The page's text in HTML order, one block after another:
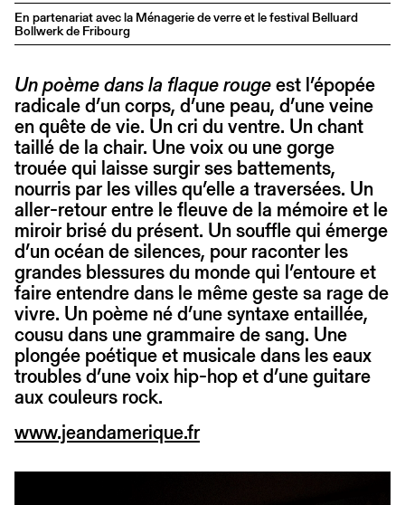
En partenariat avec la Ménagerie de verre et le festival Belluard
Bollwerk de Fribourg
Un poème dans la flaque rougeest l’épopée
radicale d’un corps, d’une peau, d’une veine
en quête de vie. Un cri du ventre. Un chant
taillé de la chair. Une voix ou une gorge
trouée qui laisse surgir ses battements,
nourris par les villes qu’elle a traversées. Un
aller-retour entre le fleuve de la mémoire et le
miroir brisé du présent. Un souffle qui émerge
d’un océan de silences, pour raconter les
grandes blessures du monde qui l’entoure et
faire entendre dans le même geste sa rage de
vivre. Un poème né d’une syntaxe entaillée,
cousu dans une grammaire de sang. Une
plongée poétique et musicale dans les eaux
troubles d’une voix hip-hop et d’une guitare
aux couleurs rock.
www.jeandamerique.fr